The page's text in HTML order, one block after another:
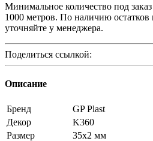
Минимальное количество под
1000 метров. По наличию остатков
уточняйте у менеджера.
Поделиться ссылкой:
Описание
Бренд
GP Plast
Декор
K360
Размер
35x2 мм